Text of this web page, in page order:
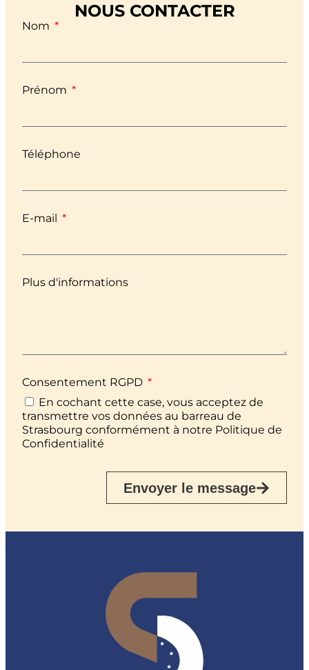
NOUS CONTACTER
Nom
Prénom
Téléphone
E-mail
Plus d'informations
Consentement RGPD
En cochant cette case, vous acceptez de
transmettre vos données au barreau de
Strasbourg conformément à notre Politique de
Confidentialité
Envoyer le message